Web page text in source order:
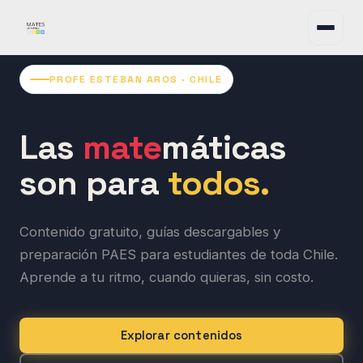
PROFE ESTEBAN AROS · CHILE
Las matemáticas
son para todos.
Contenido gratuito, guías descargables y
preparación PAES para estudiantes de toda Chile.
Aprende a tu ritmo, cuando quieras, sin costo.
Explorar contenidos